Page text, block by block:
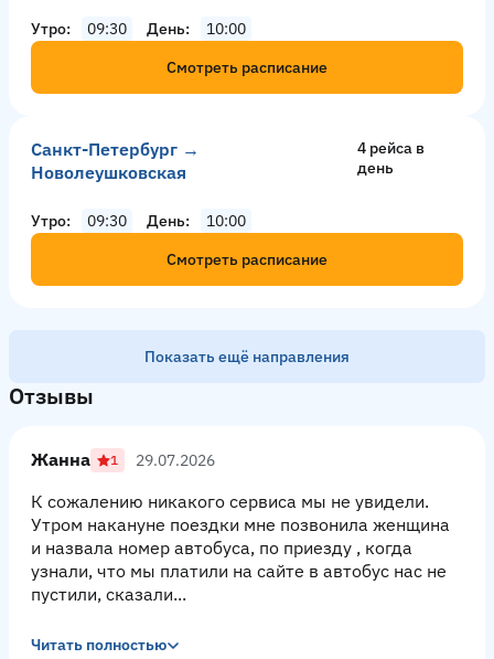
Утро 09:30 День
10:00
Смотреть расписание
Санкт-Петербург →
Новолеушковская
4 рейсa в
день
Утро 09:30 День
10:00
Смотреть расписание
Показать ещё направления
Отзывы
Жанна 1 29.07.2026
К сожалению никакого сервиса мы не увидели.
Утром накануне поездки мне позвонила женщина
и назвала номер автобуса, по приезду , когда
узнали, что мы платили на сайте в автобус нас не
пустили, сказали...
Читать полностью